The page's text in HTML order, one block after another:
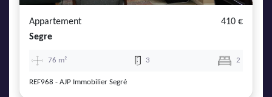
Appartement
410 €
Segre
76 m² 3 2
REF968 - AJP Immobilier Segré